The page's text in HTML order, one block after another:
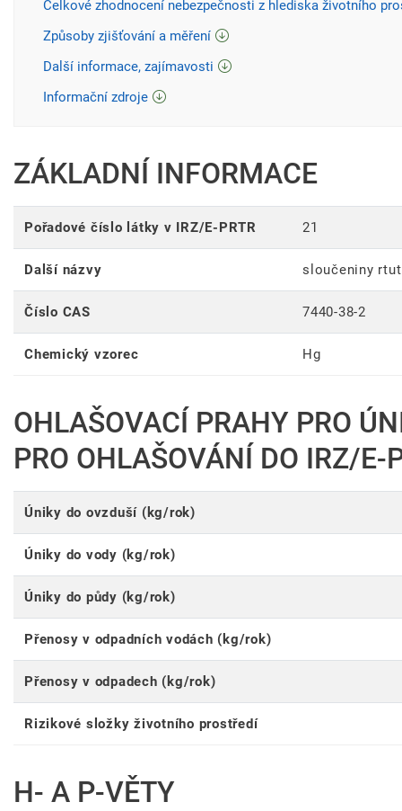
Celkové zhodnocení nebezpečnosti z hlediska životního
Způsoby zjišťování a měření
Další informace, zajímavosti
Informační zdroje
ZÁKLADNÍ INFORMACE
Pořadové číslo látky v IRZ/E-PRTR 21
Další názvy sloučeniny
Číslo CAS 7440-38-2
Chemický vzorec Hg
OHLAŠOVACÍ PRAHY PRO
PRO OHLAŠOVÁNÍ DO IRZ/E-
Úniky do ovzduší (kg/rok)
Úniky do vody (kg/rok)
Úniky do půdy (kg/rok)
Přenosy v odpadních vodách (kg/rok)
Přenosy v odpadech (kg/rok)
Rizikové složky životního prostředí
H- A P-VĚTY